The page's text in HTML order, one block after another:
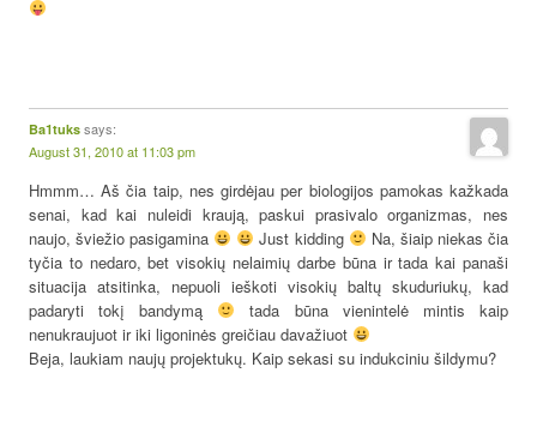
Ba1tuks says:
August 31, 2010 at 11:03 pm
Hmmm… Aš čia taip, nes girdėjau per biologijos pamokas kažkada
senai, kad kai nuleidi kraują, paskui prasivalo organizmas, nes
naujo, šviežio pasigamina
Just kidding
Na, šiaip niekas čia
tyčia to nedaro, bet visokių nelaimių darbe būna ir tada kai panaši
situacija atsitinka, nepuoli ieškoti visokių baltų skuduriukų, kad
padaryti tokį bandymą
tada būna vienintelė mintis kaip
nenukraujuot ir iki ligoninės greičiau davažiuot
Beja, laukiam naujų projektukų. Kaip sekasi su indukciniu šildymu?